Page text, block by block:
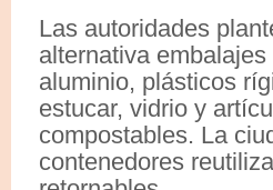
Las autoridades
alternativa
aluminio, plásticos
estucar, vidrio y
compostables. La
contenedores